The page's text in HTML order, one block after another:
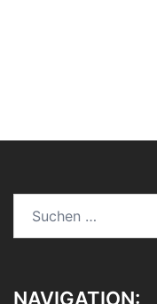
NAVIGATION: